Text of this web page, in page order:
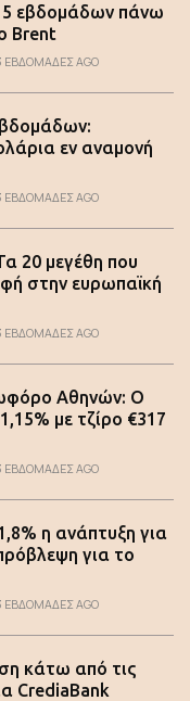
5 εβδομάδων πάνω
Brent
ΕΒΔΟΜΆΔΕΣ AGO
εν αναμονή
ΕΒΔΟΜΆΔΕΣ AGO
20 μεγέθη που
στην ευρωπαϊκή
ΕΒΔΟΜΆΔΕΣ AGO
Αθηνών: Ο
με τζίρο €317
ΕΒΔΟΜΆΔΕΣ AGO
η ανάπτυξη για
για το
ΕΒΔΟΜΆΔΕΣ AGO
κάτω από τις
CrediaBank